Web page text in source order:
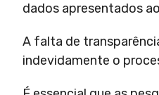
dados apresentados
A falta de
indevidamente o